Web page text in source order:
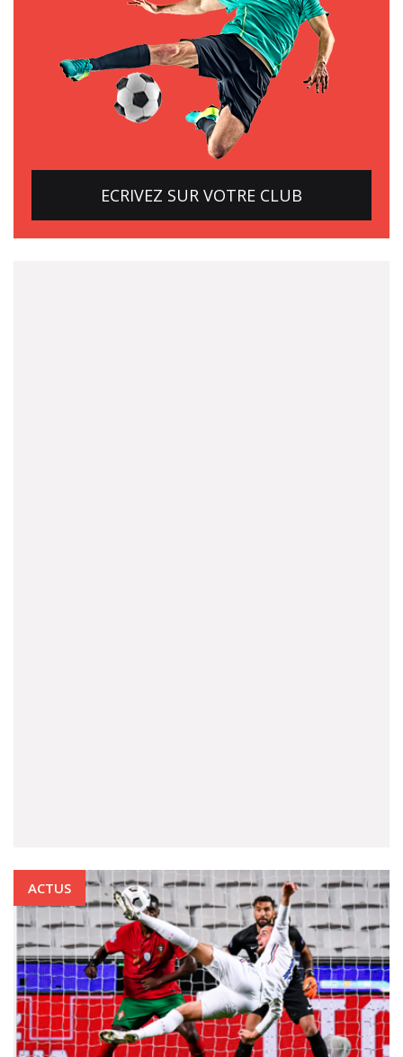
ECRIVEZ SUR VOTRE CLUB
ACTUS